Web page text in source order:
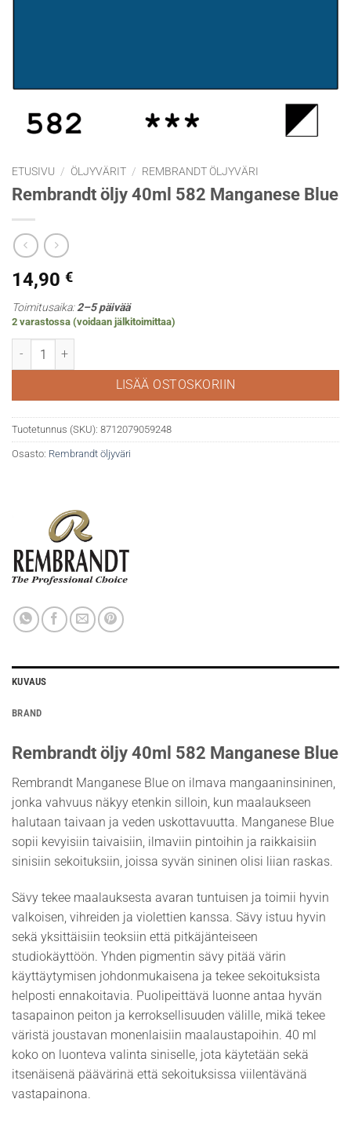
ETUSIVU / ÖLJYVÄRIT / REMBRANDT ÖLJYVÄRI
Rembrandt öljy 40ml 582 Manganese Blue
14,90 €
Toimitusaika:2–5 päivää
2 varastossa (voidaan jälkitoimittaa)
Rembrandt öljy 40ml 582 Manganese Blue määrä
LISÄÄ OSTOSKORIIN
Tuotetunnus (SKU): 8712079059248
Osasto: Rembrandt öljyväri
KUVAUS
BRAND
Rembrandt öljy 40ml 582 Manganese Blue
Rembrandt Manganese Blue on ilmava mangaaninsininen,
jonka vahvuus näkyy etenkin silloin, kun maalaukseen
halutaan taivaan ja veden uskottavuutta. Manganese Blue
sopii kevyisiin taivaisiin, ilmaviin pintoihin ja raikkaisiin
sinisiin sekoituksiin, joissa syvän sininen olisi liian raskas.
Sävy tekee maalauksesta avaran tuntuisen ja toimii hyvin
valkoisen, vihreiden ja violettien kanssa. Sävy istuu hyvin
sekä yksittäisiin teoksiin että pitkäjänteiseen
studiokäyttöön. Yhden pigmentin sävy pitää värin
käyttäytymisen johdonmukaisena ja tekee sekoituksista
helposti ennakoitavia. Puolipeittävä luonne antaa hyvän
tasapainon peiton ja kerroksellisuuden välille, mikä tekee
väristä joustavan monenlaisiin maalaustapoihin. 40 ml
koko on luonteva valinta siniselle, jota käytetään sekä
itsenäisenä päävärinä että sekoituksissa viilentävänä
vastapainona.